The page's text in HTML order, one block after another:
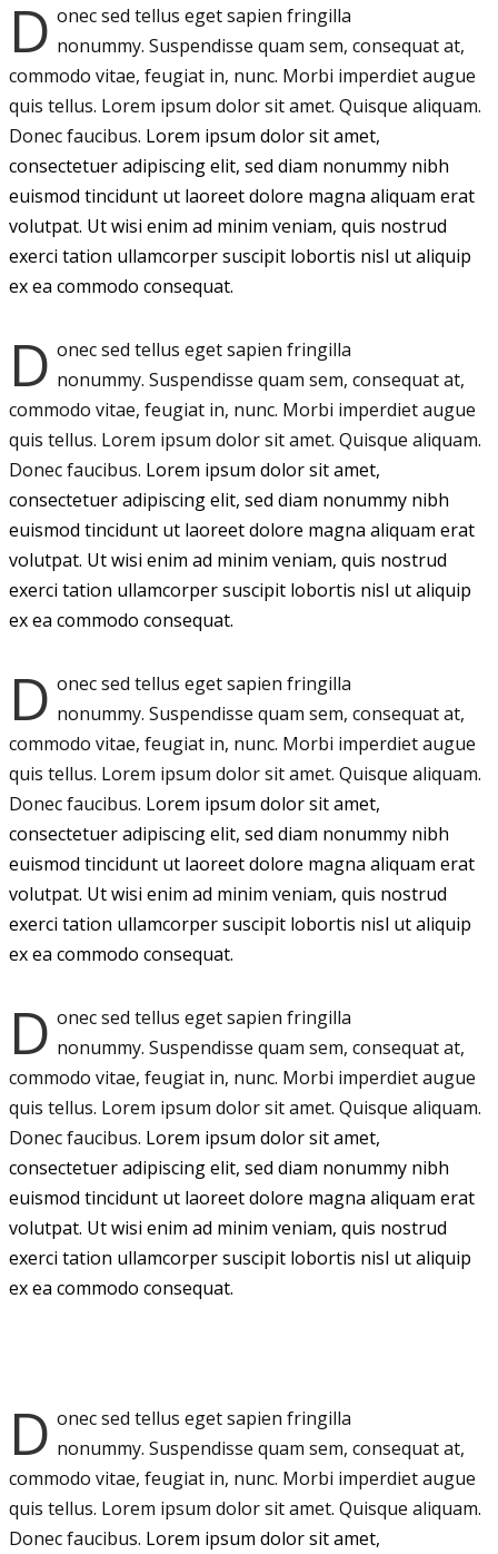
D onec sed tellus eget sapien fringilla
nonummy. Suspendisse quam sem, consequat at,
commodo vitae, feugiat in, nunc. Morbi imperdiet augue
quis tellus. Lorem ipsum dolor sit amet. Quisque aliquam.
Donec faucibus. Lorem ipsum dolor sit amet,
consectetuer adipiscing elit, sed diam nonummy nibh
euismod tincidunt ut laoreet dolore magna aliquam erat
volutpat. Ut wisi enim ad minim veniam, quis nostrud
exerci tation ullamcorper suscipit lobortis nisl ut aliquip
ex ea commodo consequat.
D onec sed tellus eget sapien fringilla
nonummy. Suspendisse quam sem, consequat at,
commodo vitae, feugiat in, nunc. Morbi imperdiet augue
quis tellus. Lorem ipsum dolor sit amet. Quisque aliquam.
Donec faucibus. Lorem ipsum dolor sit amet,
consectetuer adipiscing elit, sed diam nonummy nibh
euismod tincidunt ut laoreet dolore magna aliquam erat
volutpat. Ut wisi enim ad minim veniam, quis nostrud
exerci tation ullamcorper suscipit lobortis nisl ut aliquip
ex ea commodo consequat.
D onec sed tellus eget sapien fringilla
nonummy. Suspendisse quam sem, consequat at,
commodo vitae, feugiat in, nunc. Morbi imperdiet augue
quis tellus. Lorem ipsum dolor sit amet. Quisque aliquam.
Donec faucibus. Lorem ipsum dolor sit amet,
consectetuer adipiscing elit, sed diam nonummy nibh
euismod tincidunt ut laoreet dolore magna aliquam erat
volutpat. Ut wisi enim ad minim veniam, quis nostrud
exerci tation ullamcorper suscipit lobortis nisl ut aliquip
ex ea commodo consequat.
D onec sed tellus eget sapien fringilla
nonummy. Suspendisse quam sem, consequat at,
commodo vitae, feugiat in, nunc. Morbi imperdiet augue
quis tellus. Lorem ipsum dolor sit amet. Quisque aliquam.
Donec faucibus. Lorem ipsum dolor sit amet,
consectetuer adipiscing elit, sed diam nonummy nibh
euismod tincidunt ut laoreet dolore magna aliquam erat
volutpat. Ut wisi enim ad minim veniam, quis nostrud
exerci tation ullamcorper suscipit lobortis nisl ut aliquip
ex ea commodo consequat.
D onec sed tellus eget sapien fringilla
nonummy. Suspendisse quam sem, consequat at,
commodo vitae, feugiat in, nunc. Morbi imperdiet augue
quis tellus. Lorem ipsum dolor sit amet. Quisque aliquam.
Donec faucibus. Lorem ipsum dolor sit amet,